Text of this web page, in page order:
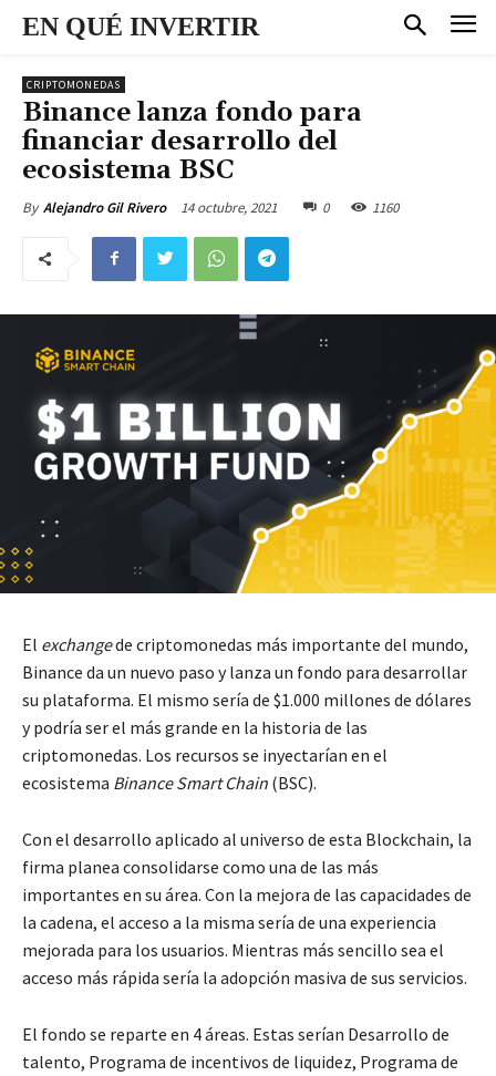
EN QUÉ INVERTIR
CRIPTOMONEDAS
Binance lanza fondo para
financiar desarrollo del
ecosistema BSC
By Alejandro Gil Rivero 14 octubre, 2021 0 1160
El exchangede criptomonedas más importante del mundo,
Binance da un nuevo paso y lanza un fondo para desarrollar
su plataforma. El mismo sería de $1.000 millones de dólares
y podría ser el más grande en la historia de las
criptomonedas. Los recursos se inyectarían en el
ecosistema Binance Smart Chain (BSC).
Con el desarrollo aplicado al universo de esta Blockchain, la
firma planea consolidarse como una de las más
importantes en su área. Con la mejora de las capacidades de
la cadena, el acceso a la misma sería de una experiencia
mejorada para los usuarios. Mientras más sencillo sea el
acceso más rápida sería la adopción masiva de sus servicios.
El fondo se reparte en 4 áreas. Estas serían Desarrollo de
talento, Programa de incentivos de liquidez, Programa de